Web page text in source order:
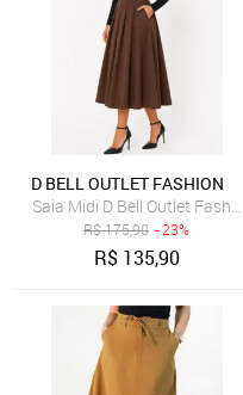
D BELL OUTLET FASHION
Saia Midi D Bell Outlet
R$175,90 - 23%
R$ 135,90